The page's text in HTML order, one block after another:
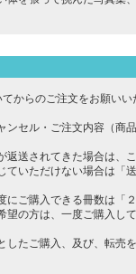
からのご注文をお願いい
セル・ご注文内容（商
送されてきた場合は、
ていただけない場合は「
ご購入できる冊数は「
望の方は、一度ご購入し
たご購入、及び、転売